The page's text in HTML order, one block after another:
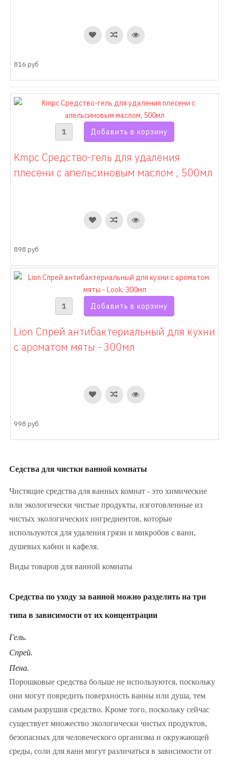
816 руб
Kmpc Средство-гель для удаления
плесени c апельсиновым маслом , 500мл
898 руб
Lion Спрей антибактериальный для кухни
c ароматом мяты - 300мл
998 руб
Седства для чистки ванной комнаты
Чистящие средства для ванных комнат - это химические
или экологически чистые продукты, изготовленные из
чистых экологических ингредиентов, которые
используются для удаления грязи и микробов с ванн,
душевых кабин и кафеля.
Виды товаров для ванной комнаты
Средства по уходу за ванной можно разделить на три
типа в зависимости от их концентрации
Гель.
Спрей.
Пена.
Порошковые средства больше не используются, поскольку
они могут повредить поверхность ванны или душа, тем
самым разрушив средство. Кроме того, поскольку сейчас
существует множество экологически чистых продуктов,
безопасных для человеческого организма и окружающей
среды, соли для ванн могут различаться в зависимости от